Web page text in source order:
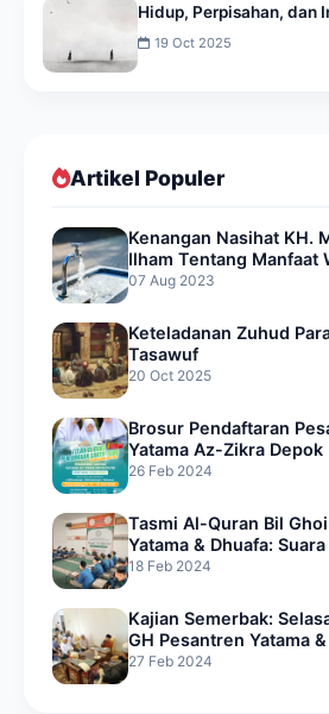
Hidup, Perpisahan, dan
19 Oct 2025
Artikel Populer
Kenangan Nasihat KH.
Ilham Tentang Manfaat
07 Aug 2023
Keteladanan Zuhud
Tasawuf
20 Oct 2025
Brosur Pendaftaran
Yatama Az-Zikra Depok
26 Feb 2024
Tasmi Al-Quran Bil
Yatama & Dhuafa:
Hati Penghafal Quran
18 Feb 2024
Kajian Semerbak:
GH Pesantren Yatama
27 Feb 2024